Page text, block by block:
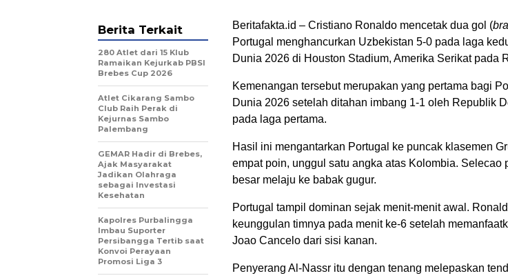
Beritafakta.id – Cristiano Ronaldo mencetak dua gol (
Portugal menghancurkan Uzbekistan 5-0 pada laga
Dunia 2026 di Houston Stadium, Amerika Serikat pada
Kemenangan tersebut merupakan yang pertama bagi
Dunia 2026 setelah ditahan imbang 1-1 oleh Republik
pada laga pertama.
Hasil ini mengantarkan Portugal ke puncak klasemen
empat poin, unggul satu angka atas Kolombia. Selecao
besar melaju ke babak gugur.
Portugal tampil dominan sejak menit-menit awal.
keunggulan timnya pada menit ke-6 setelah
Joao Cancelo dari sisi kanan.
Penyerang Al-Nassr itu dengan tenang melepaskan
Berita Terkait
280 Atlet dari 15 Klub
Ramaikan Kejurkab PBSI
Brebes Cup 2026
Atlet Cikarang Sambo
Club Raih Perak di
Kejurnas Sambo
Palembang
GEMAR Hadir di Brebes,
Ajak Masyarakat
Jadikan Olahraga
sebagai Investasi
Kesehatan
Kapolres Purbalingga
Imbau Suporter
Persibangga Tertib saat
Konvoi Perayaan
Promosi Liga 3